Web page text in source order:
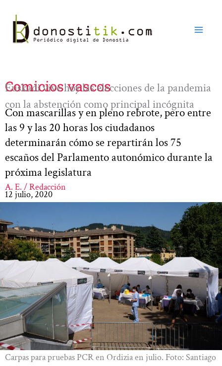
contenido
Comicios vascos
Euskadi vive hoy las elecciones de la pandemia
con la abstención como principal incógnita
Con mascarillas y en pleno rebrote, pero entre
las 9 y las 20 horas los ciudadanos
determinarán cómo se repartirán los 75
escaños del Parlamento autonómico durante la
próxima legislatura
A. E. / Redacción
12 julio, 2020
Carpas para pruebas PCR en Ordizia en julio. Foto: Santiago